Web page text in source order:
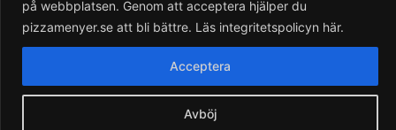
på webbplatsen. Genom att acceptera hjälper du
pizzamenyer.se att bli bättre. Läs integritetspolicyn här.
Avböj
Acceptera
Saknar du din pizzeria?Lägg till pizzeria.
Skapa gratis pizzeria-hemsida
Läs om pizzamenyer.se
Artiklar & nyheter
Rensa cookieval